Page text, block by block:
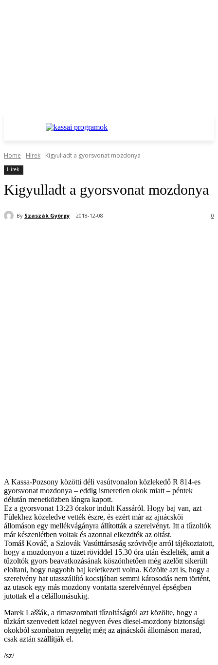
Home Hírek Kigyulladt a gyorsvonat mozdonya
Hírek
Kigyulladt a gyorsvonat mozdonya
By Szaszák György 2018-12-08 0
A Kassa-Pozsony közötti déli vasútvonalon közlekedő R 814-es
gyorsvonat mozdonya – eddig ismeretlen okok miatt – péntek
délután menetközben lángra kapott.
Ez a gyorsvonat 13:23 órakor indult Kassáról. Hogy baj van, azt
Fülekhez közeledve vették észre, és ezért már az ajnácskői
állomáson egy mellékvágányra állították a szerelvényt. Itt a tűzoltók
már készenlétben voltak és azonnal elkezdték az oltást.
Tomáš Kováč, a Szlovák Vasútttársaság szóvivője arról tájékoztatott,
hogy a mozdonyon a tüzet röviddel 15.30 óra után észlelték, amit a
tűzoltók gyors beavatkozásának köszönhetően még azelőtt sikerült
eloltani, hogy nagyobb baj keletkezett volna. Közölte azt is, hogy a
szerelvény hat utasszállító kocsijában semmi károsodás nem történt,
az utasok egy más mozdony vontatta szerelvénnyel épségben
jutottak el a célállomásukig.
Marek Laššák, a rimaszombati tűzoltáságtól azt közölte, hogy a
tűzkárt szenvedett közel negyven éves diesel-mozdony biztonsági
okokból szombaton reggelig még az ajnácskői állomáson marad,
csak aztán szállítják el.
/sz/